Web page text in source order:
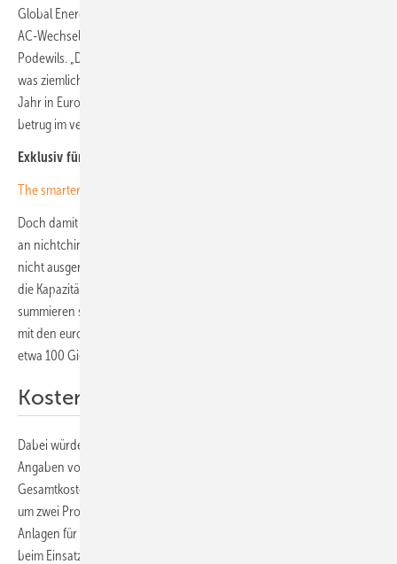
Global Energy zufolge können die Hersteller schon jetzt 53 Gigawatt
AC-Wechselrichterleistung für Europa liefern“, sagt Christoph
Podewils. „Das entspricht einer DC-Leistung von rund 61 Gigawatt,
was ziemlich genau der Solarleistung entspricht, die im vergangenen
Jahr in Europa neu installiert wurde. Denn der europäische Markt
betrug im vergangenen Jahr etwa 65 Gigawatt.“
Exklusiv für Abonnenten:
The smarter E Europe – Branche zeigt das Energiesystem von morgen
Doch damit sind die Ressourcen, die den Planern und Handwerkern
an nichtchinesischen Wechselrichtern zur Verfügung stehen, längst
nicht ausgereizt. Zusätzlich zur europäischen Fertigung kommen noch
die Kapazitäten außerhalb Europas und außerhalb Chinas. Diese
summieren sich nach Angaben von Christoph Podewils – zusammen
mit den europäischen Kapazitäten – auf eine jährliche Leistung von
etwa 100 Gigawatt.
Kosten steigen unwesentlich
Dabei würden sich die Preise nicht wesentlich erhöhen. „Nach
Angaben von Wood Mackenzie würden – bezogen auf die
Gesamtkosten der Solaranlage – die Kosten im gewerblichen Segment
um zwei Prozent steigen“, erklärt Christoph Podewils. „Im Bereich der
Anlagen für Wohngebäude würden die Kosten für das Gesamtsystem
beim Einsatz von europäischen Wechselrichtern um rund vier Prozent